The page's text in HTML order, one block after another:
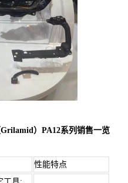
）PA12系列销售一览
性能特点